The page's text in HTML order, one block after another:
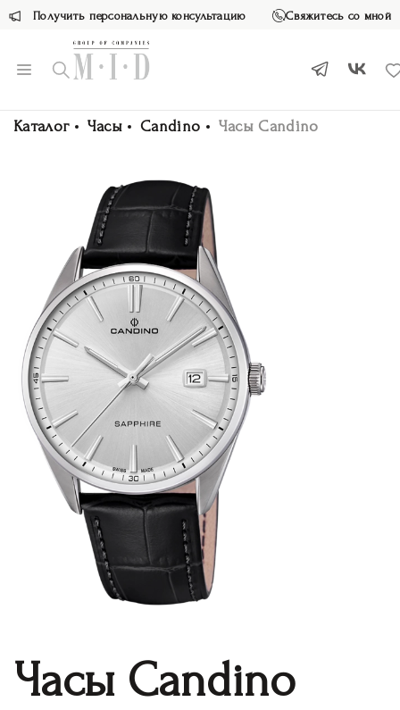
Получить персональную консультацию Свяжитесь со мной
Каталог Часы Candino Часы Candino
Часы Candino